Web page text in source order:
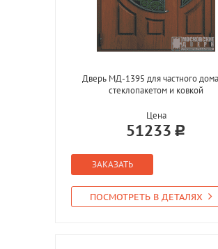
Дверь МД-1395 для частного
стеклопакетом и ковкой
Цена
51233
ЗАКАЗАТЬ
ПОСМОТРЕТЬ В ДЕТАЛЯХ